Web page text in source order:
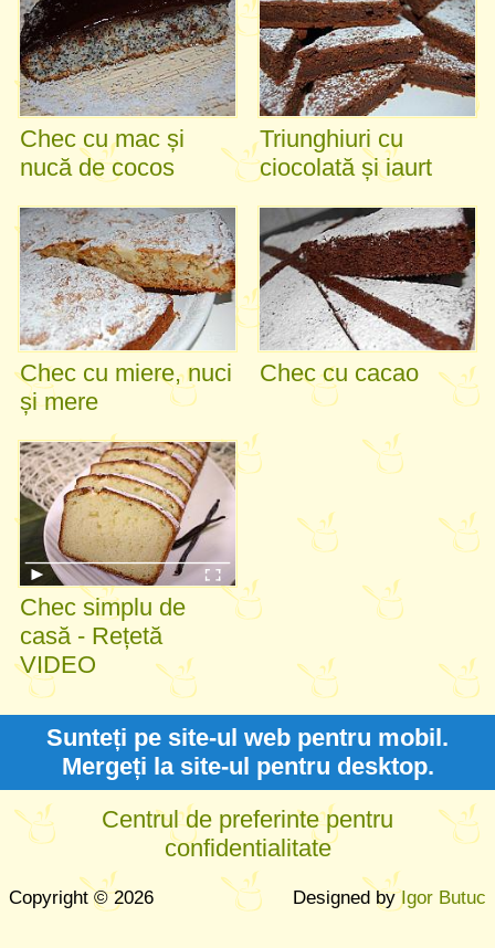
Chec cu mac și
nucă de cocos
Triunghiuri cu
ciocolată și iaurt
Chec cu miere, nuci
și mere
Chec cu cacao
Chec simplu de
casă - Rețetă
VIDEO
Sunteți pe site-ul web pentru mobil.
Mergeți la site-ul pentru desktop.
Centrul de preferinte pentru
confidentialitate
Copyright © 2026 Designed byIgor Butuc